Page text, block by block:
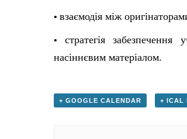
• взаємодія між
• стратегія забезпечення
насіннєвим матеріалом.
+ GOOGLE CALENDAR + ICAL